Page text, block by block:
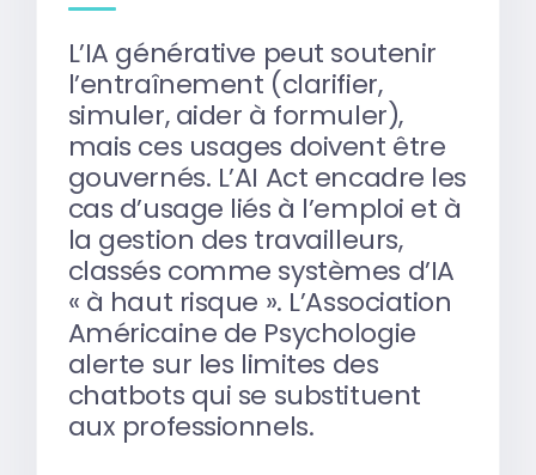
L’IA générative peut soutenir
l’entraînement (clarifier,
simuler, aider à formuler),
mais ces usages doivent être
gouvernés. L’AI Act encadre les
cas d’usage liés à l’emploi et à
la gestion des travailleurs,
classés comme systèmes d’IA
« à haut risque ». L’Association
Américaine de Psychologie
alerte sur les limites des
chatbots qui se substituent
aux professionnels.